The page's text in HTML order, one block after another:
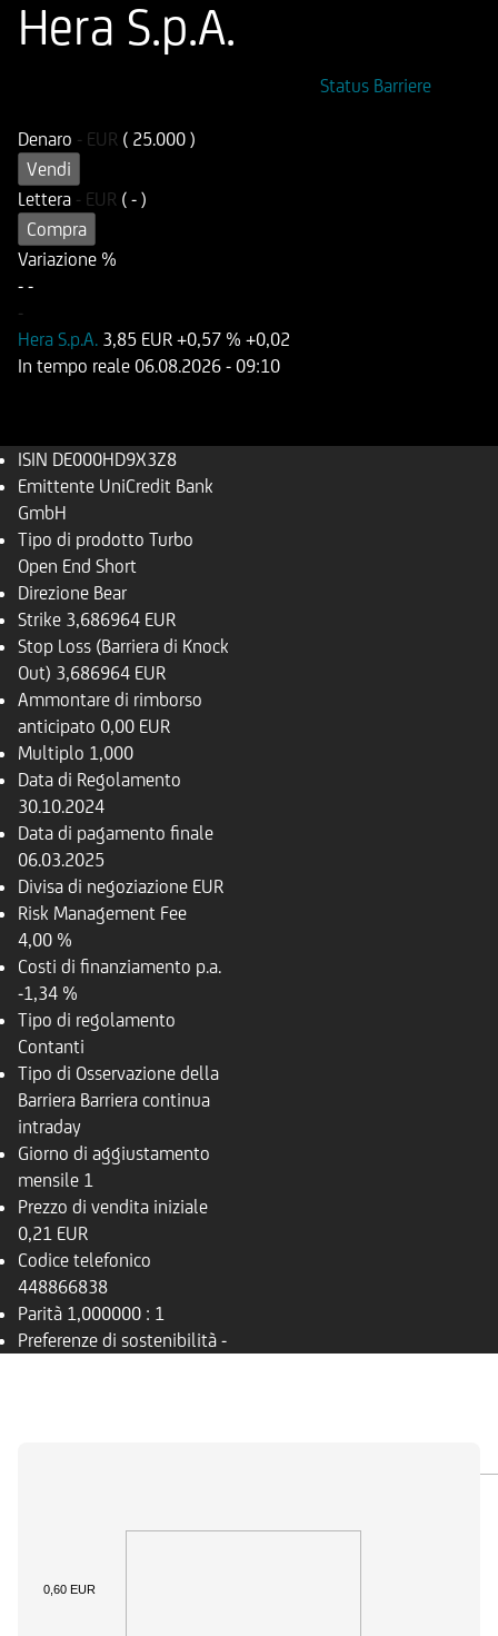
Hera S.p.A.
Status Barriere
Denaro - EUR ( 25.000 )
Vendi
Lettera - EUR ( - )
Compra
Variazione %
- -
-
Hera S.p.A. 3,85 EUR +0,57 % +0,02
In tempo reale 06.08.2026 - 09:10
ISIN DE000HD9X3Z8
Emittente UniCredit Bank
GmbH
Tipo di prodotto Turbo
Open End Short
Direzione Bear
Strike 3,686964 EUR
Stop Loss (Barriera di Knock
Out) 3,686964 EUR
Ammontare di rimborso
anticipato 0,00 EUR
Multiplo 1,000
Data di Regolamento
30.10.2024
Data di pagamento finale
06.03.2025
Divisa di negoziazione EUR
Risk Management Fee
4,00 %
Costi di finanziamento p.a.
-1,34 %
Tipo di regolamento
Contanti
Tipo di Osservazione della
Barriera Barriera continua
intraday
Giorno di aggiustamento
mensile 1
Prezzo di vendita iniziale
0,21 EUR
Codice telefonico
448866838
Parità 1,000000 : 1
Preferenze di sostenibilità -
0,60 EUR